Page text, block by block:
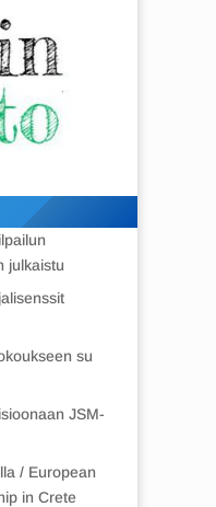
julkaistu
su
JSM-
/ European
in Crete